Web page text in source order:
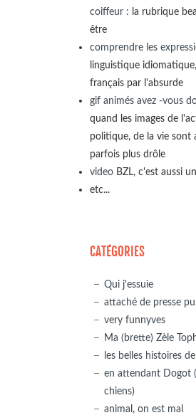
coiffeur : la rubrique
être
comprendre les
linguistique
français par l'absurde
gif animés avez -vous
quand les images de
politique, de la vie sont
parfois plus drôle
video BZL, c'est aussi
etc...
CATÉGORIES
Qui j'essuie
attaché de presse
very funnyves
Ma (brette) Zèle
les belles histoires
en attendant Dogot
chiens)
animal, on est mal